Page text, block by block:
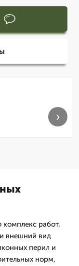
›
работ,
внешний вид
перил и
норм,